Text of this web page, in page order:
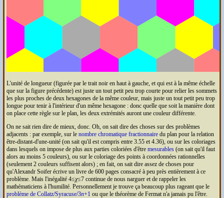
L'unité de longueur (figurée par le trait noir en haut à gauche, et qui est à la même échelle
que sur la figure précédente) est juste un tout petit peu trop courte pour relier les sommets
les plus proches de deux hexagones de la même couleur, mais juste un tout petit peu trop
longue pour tenir à l'intérieur d'un même hexagone : donc quelle que soit la manière dont
on place cette règle sur le plan, les deux extrémités auront une couleur différente.
On ne sait rien dire de mieux, donc. Oh, on sait dire des choses sur des problèmes
adjacents : par exemple, sur le nombre chromatique fractionnairedu plan pour la relation
être-distant-d'une-unité (on sait qu'il est compris entre 3.55 et 4.36), ou sur les coloriages
dans lesquels on impose de plus aux parties coloriées d'être mesurables(on sait qu'il faut
alors au moins 5 couleurs), ou sur le coloriage des points à coordonnées rationnelles
(seulement 2 couleurs suffisent alors) ; en fait, on sait dire assez de choses pour
qu'Alexandr Soifer écrive un livre de 600 pages consacré à peu près entièrement à ce
problème. Mais l'inégalité 4≤χ≤7 continue de nous narguer et de rappeler les
mathématiciens à l'humilité. Personnellement je trouve ça beaucoup plus rageant que le
problème de Collatz/Syracuse/3n+1 ou que le théorème de Fermat n'a jamais pu l'être.